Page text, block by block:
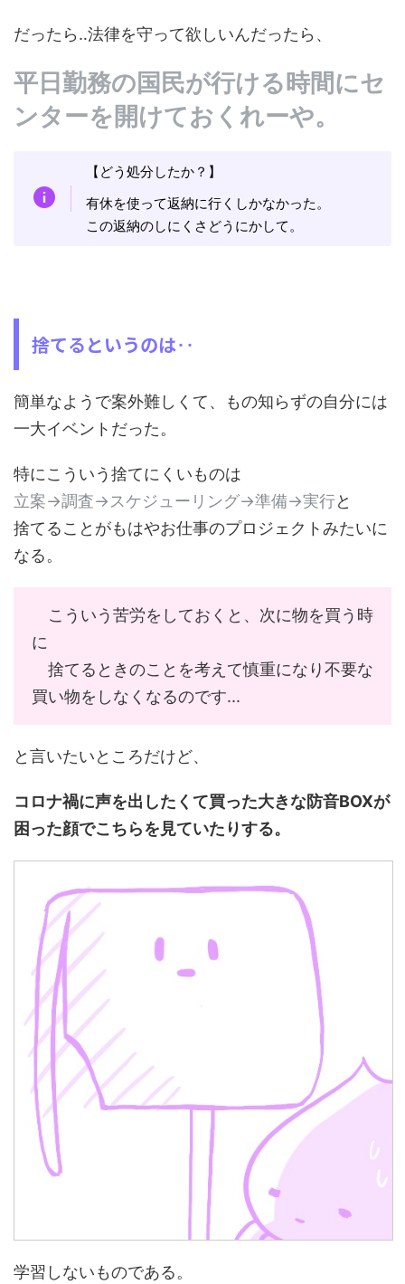
だったら‥法律を守って欲しいんだったら、
平日勤務の国民が行ける時間にセ
ンターを開けておくれーや。
【どう処分したか？】
有休を使って返納に行くしかなかった。
この返納のしにくさどうにかして。
捨てるというのは‥
簡単なようで案外難しくて、もの知らずの自分には
一大イベントだった。
特にこういう捨てにくいものは
立案→調査→スケジューリング→準備→実行と
捨てることがもはやお仕事のプロジェクトみたいに
なる。
こういう苦労をしておくと、次に物を買う時
に
捨てるときのことを考えて慎重になり不要な
買い物をしなくなるのです...
と言いたいところだけど、
コロナ禍に声を出したくて買った大きな防音BOXが
困った顔でこちらを見ていたりする。
学習しないものである。